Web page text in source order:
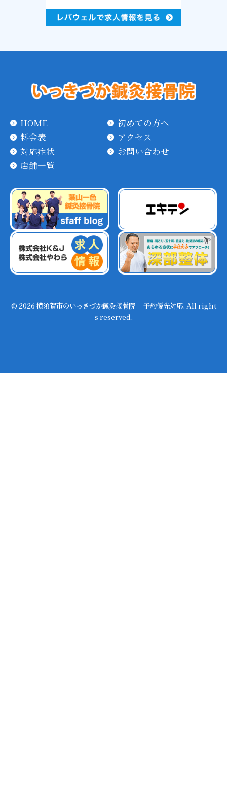
HOME
初めての方へ
料金表
アクセス
対応症状
お問い合わせ
店舗一覧
© 2026 横須賀市のいっきづか鍼灸接骨院 ｜予約優先対応. All right
s reserved.